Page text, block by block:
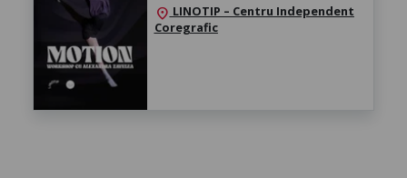
location_on LINOTIP – Centru Independent
Coregrafic